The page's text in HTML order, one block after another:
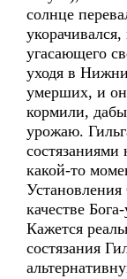
солнце
угасающего
уходя в
умерших, и
кормили,
урожаю.
какой-то
качестве
Кажется
состязания